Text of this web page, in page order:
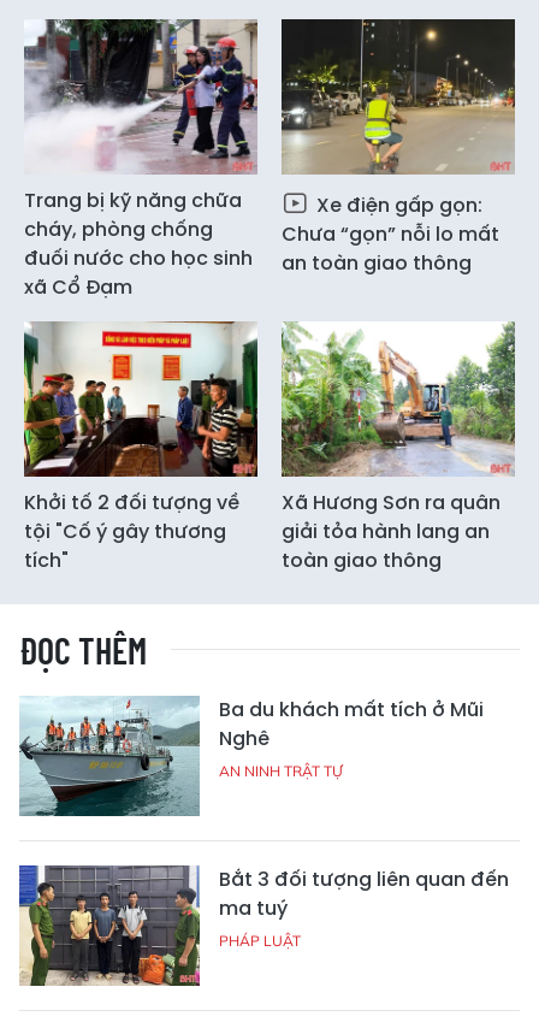
Trang bị kỹ năng chữa
cháy, phòng chống
đuối nước cho học sinh
xã Cổ Đạm
Xe điện gấp gọn:
Chưa “gọn” nỗi lo mất
an toàn giao thông
Khởi tố 2 đối tượng về
tội "Cố ý gây thương
tích"
Xã Hương Sơn ra quân
giải tỏa hành lang an
toàn giao thông
ĐỌC THÊM
Ba du khách mất tích ở Mũi
Nghê
AN NINH TRẬT TỰ
Bắt 3 đối tượng liên quan đến
ma tuý
PHÁP LUẬT